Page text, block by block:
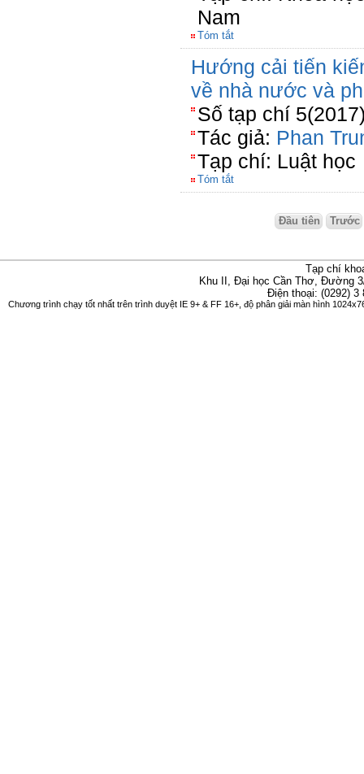
Nam
Tóm tắt
Hướng cải tiến
về nhà nước và
Số tạp chí
Tác giả: Phan
Tạp chí: Luật học
Tóm tắt
Đầu tiên Trước
Tạp chí
Khu II, Đại học Cần Thơ, Đường
Điện thoại: (0292)
Chương trình chạy tốt nhất trên trình duyệt IE 9+ & FF 16+, độ phân giải màn hình